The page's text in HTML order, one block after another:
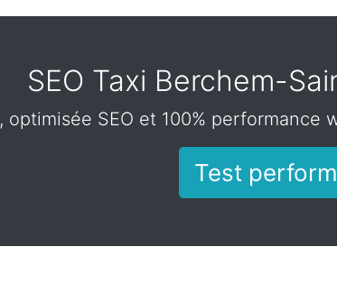
SEO Taxi Berchem-
optimisée SEO et 100%